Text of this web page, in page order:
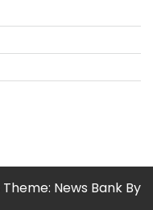
Theme: News Bank By